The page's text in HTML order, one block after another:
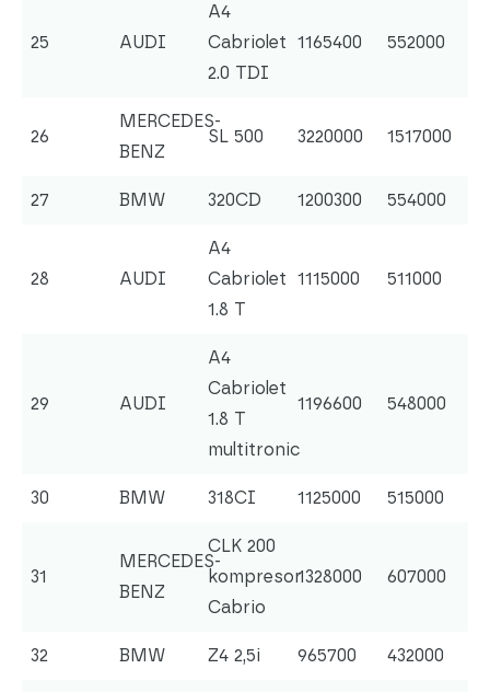
25 AUDI
A4
Cabriolet
2.0 TDI
1165400 552000
26
MERCEDES-
BENZ
SL 500 3220000 1517000
27 BMW 320CD 1200300 554000
28 AUDI
A4
Cabriolet
1.8 T
1115000 511000
29 AUDI
A4
Cabriolet
1.8 T
multitronic
1196600 548000
30 BMW 318CI 1125000 515000
31
MERCEDES-
BENZ
CLK 200
kompresor
Cabrio
1328000 607000
32 BMW Z4 2,5i 965700 432000